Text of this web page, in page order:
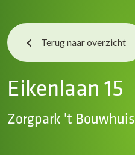
Terug naar overzicht
Eikenlaan 15
Zorgpark 't Bouwhuis